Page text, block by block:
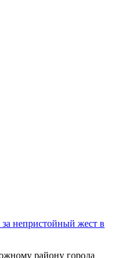
за непристойный жест в
району города